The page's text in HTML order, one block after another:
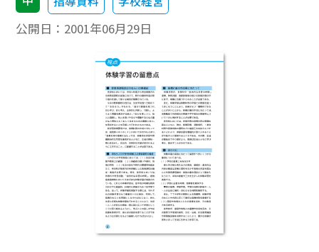
公開日： 2001年06月29日